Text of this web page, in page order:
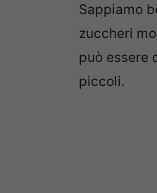
Sappiamo
zuccheri
può essere
piccoli.